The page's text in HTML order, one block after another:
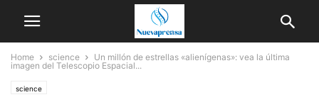
Home science
Un millón de estrellas «alienígenas»: vea la última
imagen del Telescopio Espacial...
science